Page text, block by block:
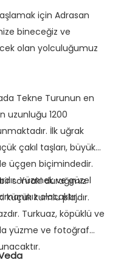
için Adrasan
bineceğiz ve
olan yolculuğumuz
Tekne Turunun en
uzunluğu 1200
İlk uğrak
çakıl taşları, büyük
üçgen biçimindedir.
Yüzmek ve güzel
olacaktır.
sonraki durağımız
küçük kumlu plajdır.
Turkuaz, köpüklü ve
yüzme ve fotoğraf